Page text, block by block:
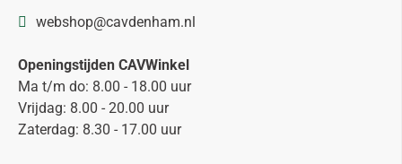
webshop@cavdenham.nl
Openingstijden CAVWinkel
Ma t/m do: 8.00 - 18.00 uur
Vrijdag: 8.00 - 20.00 uur
Zaterdag: 8.30 - 17.00 uur